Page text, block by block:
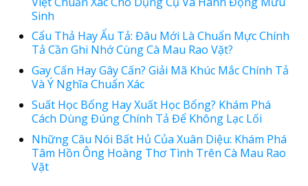
Sinh
Cẩu Thả Hay Ẩu Tả: Đâu Mới Là Chuẩn Mực Chính
Tả Cần Ghi Nhớ Cùng Cà Mau Rao Vặt?
Gay Cấn Hay Gây Cấn? Giải Mã Khúc Mắc Chính Tả
Và Ý Nghĩa Chuẩn Xác
Suất Học Bổng Hay Xuất Học Bổng? Khám Phá
Cách Dùng Đúng Chính Tả Để Không Lạc Lối
Những Câu Nói Bất Hủ Của Xuân Diệu: Khám Phá
Tâm Hồn Ông Hoàng Thơ Tình Trên Cà Mau Rao
Vặt